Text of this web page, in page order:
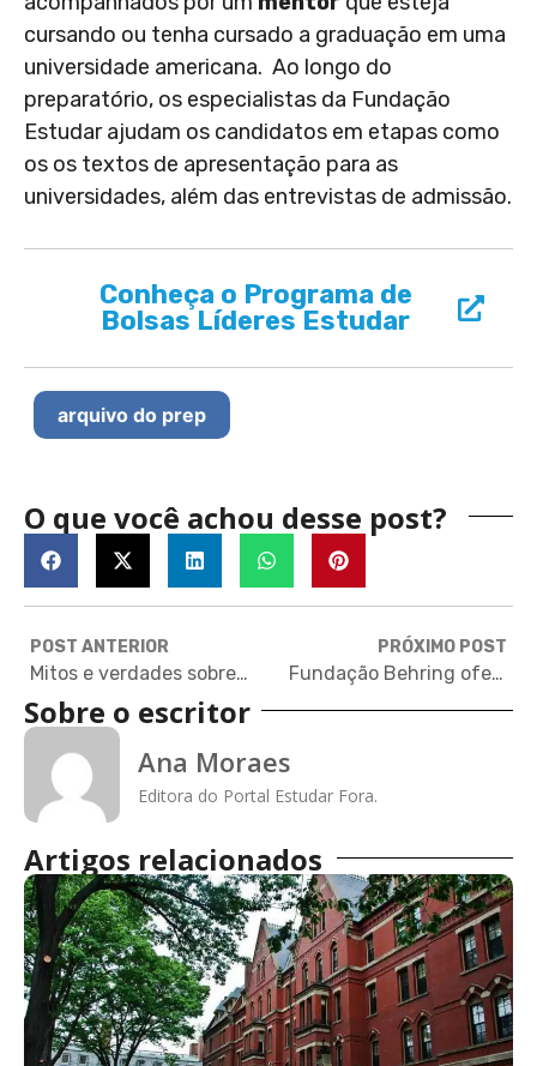
cursando ou tenha cursado a graduação em uma
universidade americana. Ao longo do
preparatório, os especialistas da Fundação
Estudar ajudam os candidatos em etapas como
os os textos de apresentação para as
universidades, além das entrevistas de admissão.
Conheça o Programa de
Bolsas Líderes Estudar
arquivo do prep
O que você achou desse post?
POST ANTERIOR
Mitos e verdades sobre o processo de candidatura para universidades no exterior
PRÓXIMO POST
Fundação Behring oferece bolsas de graduação em tecnologia no exterior
Sobre o escritor
Ana Moraes
Editora do Portal Estudar Fora.
Artigos relacionados